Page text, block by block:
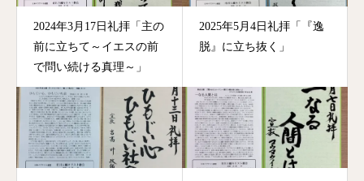
2024年3月17日礼拝「主の
前に立ちて～イエスの前
で問い続ける真理～」
2025年5月4日礼拝「『逸
脱』に立ち抜く」